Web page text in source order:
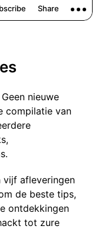
nieuwe
compilatie van
vijf afleveringen
de beste tips,
ontdekkingen
tot zure